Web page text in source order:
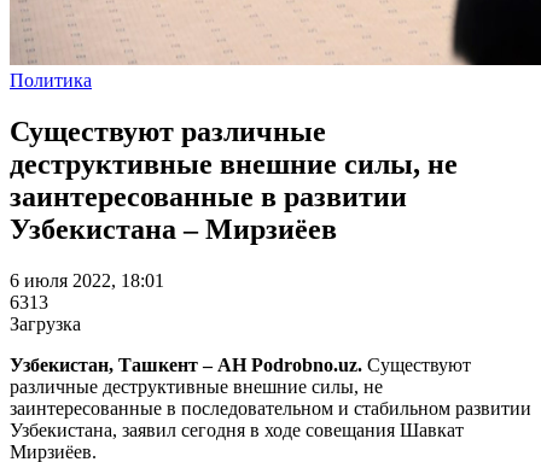
Политика
Существуют различные
деструктивные внешние силы, не
заинтересованные в развитии
Узбекистана – Мирзиёев
6 июля 2022, 18:01
6313
Загрузка
Узбекистан, Ташкент – АН Podrobno.uz. Существуют
различные деструктивные внешние силы, не
заинтересованные в последовательном и стабильном развитии
Узбекистана, заявил сегодня в ходе совещания Шавкат
Мирзиёев.